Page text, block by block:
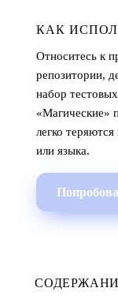
КАК
Относитесь к
репозитории,
набор
«Магические»
легко
или языка.